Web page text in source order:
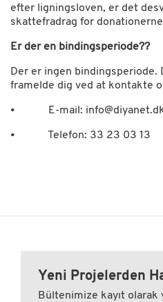
efter ligningsloven, er det
skattefradrag for
Er der en bindingsperiode??
Der er ingen bindingsperiode.
framelde dig ved at kontakte
• E-mail:
• Telefon: 33 23 03 13
Yeni Projelerden
Bültenimize kayıt